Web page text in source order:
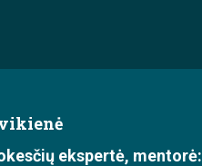
ekspertė, mentorė: